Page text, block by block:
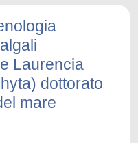
Laurencia
dottorato
mare